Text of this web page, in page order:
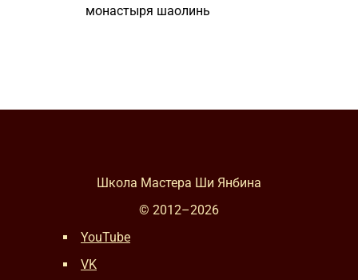
монастыря шаолинь
Школа Мастера Ши Янбина
© 2012–2026
YouTube
VK